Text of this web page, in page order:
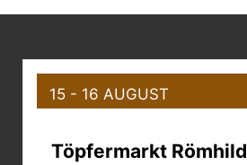
15 - 16 AUGUST
Töpfermarkt Römhild